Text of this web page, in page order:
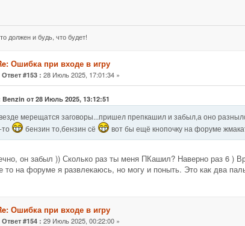
должен и будь, что будет!
Ошибка при входе в игру
Ответ #153 : 28 Июль 2025, 17:01:34 »
Benzin от 28 Июль 2025, 13:12:51
мерещатся заговоры...пришел препкашил и забыл,а оно
то
бензин то,бензин сё вот бы ещё кнопочку на форуме
он забыл )) Сколько раз ты меня ПКашил? Наверно раз 6 )
то на форуме я развлекаюсь, но могу и поныть. Это как два
Ошибка при входе в игру
Ответ #154 : 29 Июль 2025, 00:22:00 »